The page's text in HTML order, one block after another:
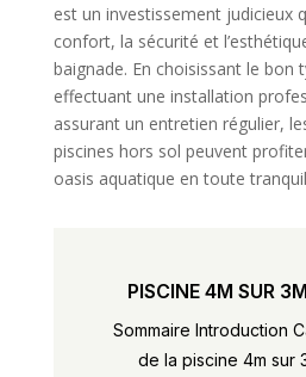
est un investissement judicieux
confort, la sécurité et
baignade. En choisissant le bon
effectuant une installation
assurant un entretien régulier,
piscines hors sol peuvent
oasis aquatique en toute
PISCINE 4M SUR
Sommaire Introduction
de la piscine 4m sur